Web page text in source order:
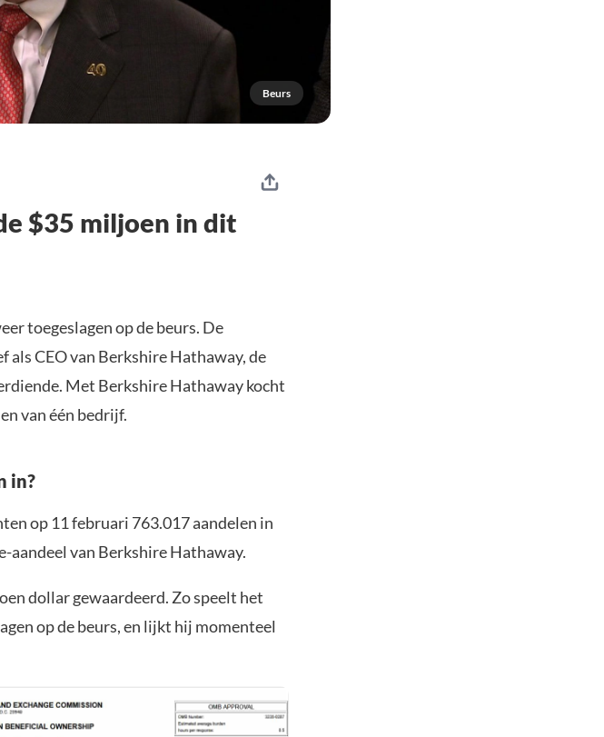
Beurs
$35 miljoen in dit
toegeslagen op de beurs. De
CEO van Berkshire Hathaway, de
Met Berkshire Hathaway kocht
van één bedrijf.
in?
op 11 februari 763.017 aandelen in
van Berkshire Hathaway.
dollar gewaardeerd. Zo speelt het
op de beurs, en lijkt hij momenteel